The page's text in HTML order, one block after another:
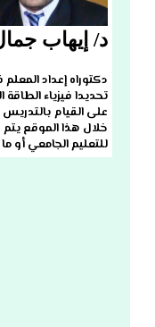
د/ إيهاب
دكتوراه إعداد
على القيام
خلال هذا الموقع
للتعليم الجامعي أو